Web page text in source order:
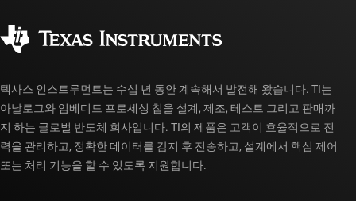
myTI 계정 FAQ
텍사스 인스트루먼트는 수십 년 동안 계속해서 발전해 왔습니다. TI는
아날로그와 임베디드 프로세싱 칩을 설계, 제조, 테스트 그리고 판매까
지 하는 글로벌 반도체 회사입니다. TI의 제품은 고객이 효율적으로 전
력을 관리하고, 정확한 데이터를 감지 후 전송하고, 설계에서 핵심 제어
또는 처리 기능을 할 수 있도록 지원합니다.